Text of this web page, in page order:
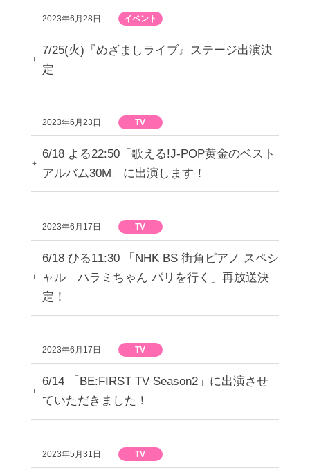
2023年6月28日 イベント
7/25(火)『めざましライブ』ステージ出演決
定
2023年6月23日 TV
6/18 よる22:50「歌える!J-POP黄金のベスト
アルバム30M」に出演します！
2023年6月17日 TV
6/18 ひる11:30 「NHK BS 街角ピアノ スペシ
ャル「ハラミちゃん パリを行く」再放送決
定！
2023年6月17日 TV
6/14 「BE:FIRST TV Season2」に出演させ
ていただきました！
2023年5月31日 TV